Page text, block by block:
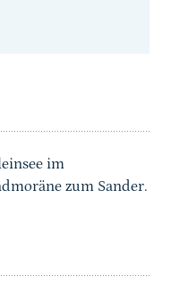
im
zum Sander.